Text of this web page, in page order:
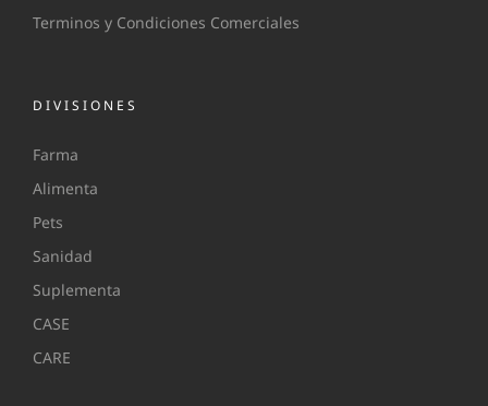
Terminos y Condiciones Comerciales
DIVISIONES
Farma
Alimenta
Pets
Sanidad
Suplementa
CASE
CARE